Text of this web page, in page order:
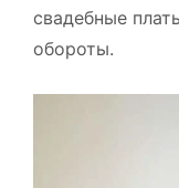
свадебные
обороты.